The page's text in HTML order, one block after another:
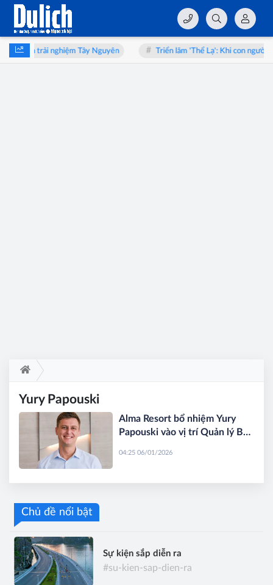
trình trải nghiệm Tây Nguyên Triển lãm 'Thể Lạ': Khi con người soi
Yury Papouski
Alma Resort bổ nhiệm Yury
Papouski vào vị trí Quản lý Bộ
04:25 06/01/2026
Chủ đề nổi bật
Sự kiện sắp diễn ra
#su-kien-sap-dien-ra